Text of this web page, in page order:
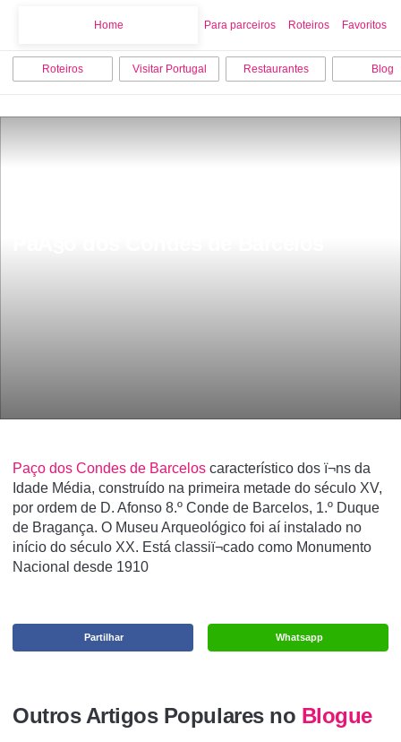
Home Para parceiros Roteiros Favoritos
Roteiros Visitar Portugal Restaurantes Blog
Paço dos Condes de Barcelos característico dos ï¬ns da
Idade Média, construído na primeira metade do século XV,
por ordem de D. Afonso 8.º Conde de Barcelos, 1.º Duque
de Bragança. O Museu Arqueológico foi aí instalado no
início do século XX. Está classiï¬cado como Monumento
Nacional desde 1910
Whatsapp
Partilhar
Outros Artigos Populares no Blogue